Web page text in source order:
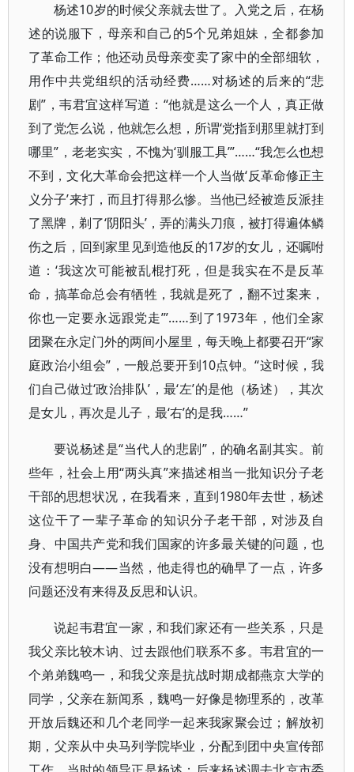
杨述10岁的时候父亲就去世了。入党之后，在杨
述的说服下，母亲和自己的5个兄弟姐妹，全都参加
了革命工作；他还动员母亲变卖了家中的全部细软，
用作中共党组织的活动经费……对杨述的后来的“悲
剧”，韦君宜这样写道：“他就是这么一个人，真正做
到了党怎么说，他就怎么想，所谓‘党指到那里就打到
哪里”，老老实实，不愧为‘驯服工具’”……“我怎么也想
不到，文化大革命会把这样一个人当做‘反革命修正主
义分子’来打，而且打得那么惨。当他已经被造反派挂
了黑牌，剃了‘阴阳头’，弄的满头刀痕，被打得遍体鳞
伤之后，回到家里见到造他反的17岁的女儿，还嘱咐
道：‘我这次可能被乱棍打死，但是我实在不是反革
命，搞革命总会有牺牲，我就是死了，翻不过案来，
你也一定要永远跟党走’”……到了1973年，他们全家
团聚在永定门外的两间小屋里，每天晚上都要召开“家
庭政治小组会”，一般总要开到10点钟。“这时候，我
们自己做过‘政治排队’，最‘左’的是他（杨述），其次
是女儿，再次是儿子，最‘右’的是我……”
要说杨述是“当代人的悲剧”，的确名副其实。前
些年，社会上用“两头真”来描述相当一批知识分子老
干部的思想状况，在我看来，直到1980年去世，杨述
这位干了一辈子革命的知识分子老干部，对涉及自
身、中国共产党和我们国家的许多最关键的问题，也
没有想明白——当然，他走得也的确早了一点，许多
问题还没有来得及反思和认识。
说起韦君宜一家，和我们家还有一些关系，只是
我父亲比较木讷、过去跟他们联系不多。韦君宜的一
个弟弟魏鸣一，和我父亲是抗战时期成都燕京大学的
同学，父亲在新闻系，魏鸣一好像是物理系的，改革
开放后魏还和几个老同学一起来我家聚会过；解放初
期，父亲从中央马列学院毕业，分配到团中央宣传部